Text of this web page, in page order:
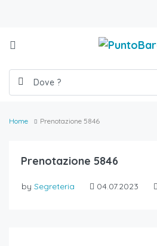
Home Prenotazione 5846
Prenotazione 5846
by Segreteria 04.07.2023